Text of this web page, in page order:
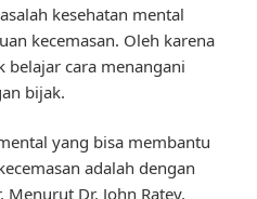
kesehatan mental
kecemasan. Oleh karena
cara menangani
bijak.
yang bisa membantu
adalah dengan
Dr. John Ratey,